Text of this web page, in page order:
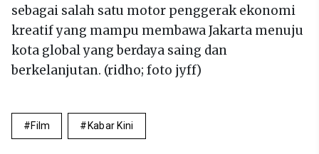
sebagai salah satu motor penggerak ekonomi
kreatif yang mampu membawa Jakarta menuju
kota global yang berdaya saing dan
berkelanjutan. (ridho; foto jyff)
Film Kabar Kini